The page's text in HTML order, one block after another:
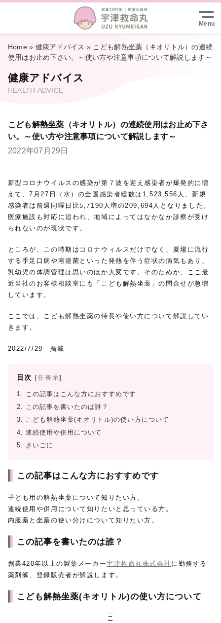
Menu
Home» 健康アドバイス » こども解熱坐薬（キオリトル）の連続
使用はお止め下さい。～使い方や注意事項について解説します～
健康アドバイス
HEALTH ADVICE
こども解熱坐薬（キオリトル）の連続使用はお止め下さ
い。～使い方や注意事項について解説します～
2022年07月29日
新型コロナウイルスの感染が第７波を迎え感染者が爆発的に増
えて、7月27日（水）の全国感染者総数は1,523,556人、新規
感染者は前週同曜日比5,7190人増の209,694人となりました。
医療施設も対応に追われ、地域によってはなかなか診察が受け
られないのが現状です。
ところが、この時期はコロナウィルスだけでなく、夏場に流行
する手足口病や溶連菌といった発熱を伴う症状の病気もあり、
乳幼児の体調管理は思いのほか大変です。そのためか、ここ最
近当社のお客様相談室にも「こども解熱坐薬」の問合せが急増
しています。
ここでは、こども解熱坐薬の特長や使い方について解説してい
きます。
2022/7/29 掲載
目次 [非表示
1. この記事はこんな方におすすめです
2. この記事を書いたのは誰？
3. こども解熱坐薬(キオリトル)の使い方について
4. 連続使用や併用について
5. さいごに
この記事はこんな方におすすめです
子ども用の解熱坐薬について知りたい方。
連続使用や併用について知りたいと思っている方。
内服薬と坐薬の使い分けについて知りたい方。
この記事を書いたのは誰？
創業420年以上の製薬メーカー宇津救命丸株式会社 に勤務する
薬剤師、登録販売者が解説します。
こども解熱坐薬(キオリトル)の使い方について
こ